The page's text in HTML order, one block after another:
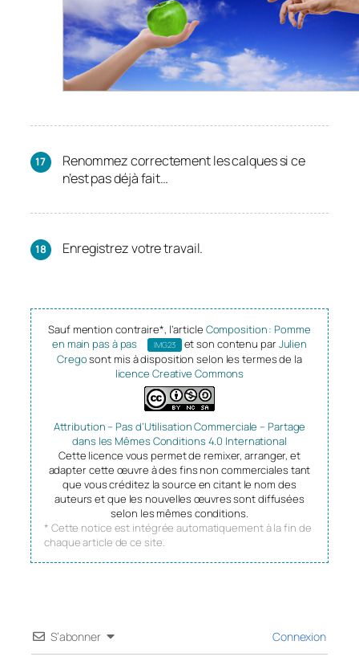
Renommez correctement les calques si ce
n’est pas déjà fait…
Enregistrez votre travail.
Sauf mention contraire*, l’article Composition : Pomme
en main pas à pas
IMG23 et son contenu parJulien
Cregosont mis à disposition selon les termes de la
licence Creative Commons
Attribution – Pas d’Utilisation Commerciale – Partage
dans les Mêmes Conditions 4.0 International
Cette licence vous permet de remixer, arranger, et
adapter cette œuvre à des fins non commerciales tant
que vous créditez la source en citant le nom des
auteurs et que les nouvelles œuvres sont diffusées
selon les mêmes conditions.
* Cette notice est intégrée automatiquement à la fin de
chaque article de ce site.
S’abonner Connexion